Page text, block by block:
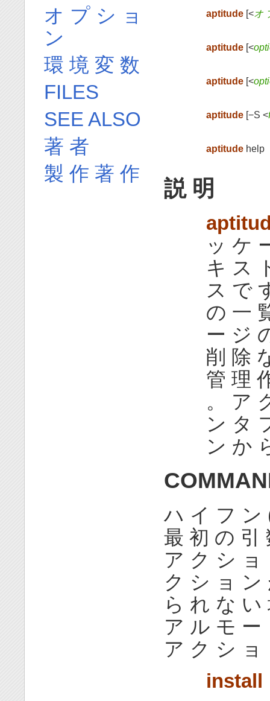
aptitude[<オ
aptitude[<
aptitude[<
aptitude[−S <
aptitudehelp
説 明
ッ ケ
キ ス
ス で
の 一
ー ジ
削 除
管 理
。 ア
ン タ
ン か
ハ イ フ
最 初 の 引
ア ク シ ョ
ク シ ョ ン
ら れ な
ア ル モ ー
ア ク シ ョ
install
オ プ シ ョ
ン
環 境 変 数
FILES
SEE ALSO
著 者
製 作 著 作